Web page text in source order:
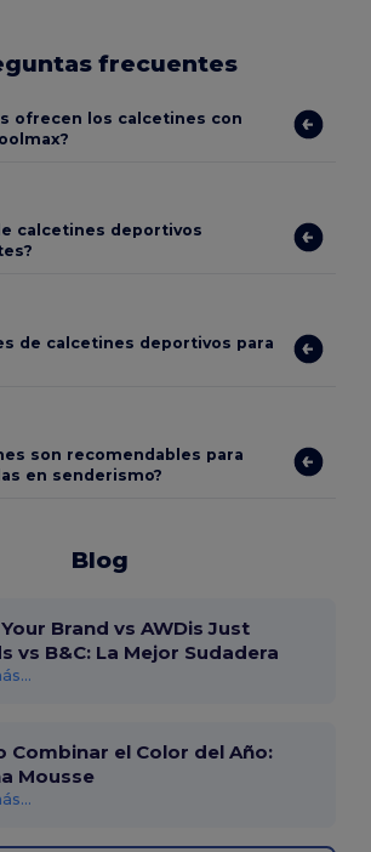
frecuentes
ofrecen los calcetines con
calcetines deportivos
de calcetines deportivos para
son recomendables para
en senderismo?
Blog
Brand vs AWDis Just
vs B&C: La Mejor Sudadera
Combinar el Color del Año:
Mousse